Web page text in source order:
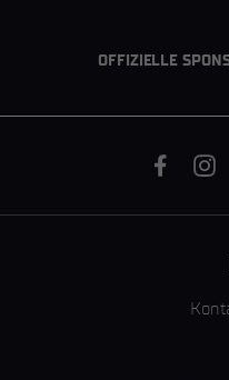
OFFIZIELLE